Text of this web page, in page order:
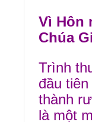
Vì Hôn
Chúa
Trình
đầu
thành
là một